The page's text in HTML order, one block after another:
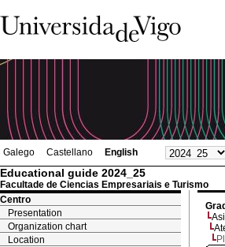
Galego Castellano English
Educational guide 2024_25
Facultade de Ciencias Empresariais e Turismo
Centro
Presentation
Organization chart
Location